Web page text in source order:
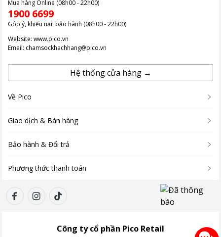
Mua hàng Online (08h00 - 22h00)
1900 6699
Góp ý, khiếu nại, bảo hành (08h00 - 22h00)
Website: www.pico.vn
Email: chamsockhachhang@pico.vn
Hệ thống cửa hàng →
Về Pico
Giao dịch & Bán hàng
Bảo hành & Đổi trả
Phương thức thanh toán
Công ty cổ phần Pico Retail